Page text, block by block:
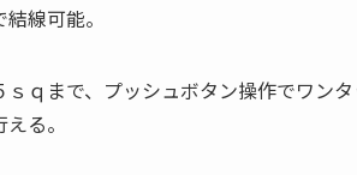
線可能。
ｑまで、プッシュボタン操作でワン
る。